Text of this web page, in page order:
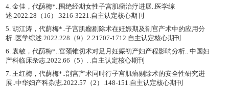
4. 金佳，代荫梅*..围绝经期女性子宫肌瘤治疗进展..医学综
述.2022.28（16）.3216-3221.自主认定核心期刊
5. 胡江涛，代荫梅*..子宫肌瘤剔除术在妊娠期及剖宫产术中的应用分
析..医学综述.2022.228（9）2.21707-1712.自主认定核心期刊
6. 袁敏，代荫梅*..宫颈锥切术对足月妊娠初产妇产程影响分析.. 中国妇
产科临床杂志.2022.66（5）. .自主认定核心期刊
7. 王红梅，代荫梅*..剖宫产术同时行子宫肌瘤剔除术的安全性研究进
展..中华妇产科杂志.2022.57（2）.148-151.自主认定核心期刊